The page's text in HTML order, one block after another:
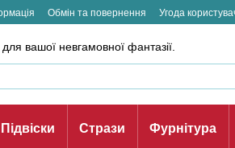
Обмін та повернення Угода
вашої невгамовної фантазії.
Підвіски Стрази Фурнітура